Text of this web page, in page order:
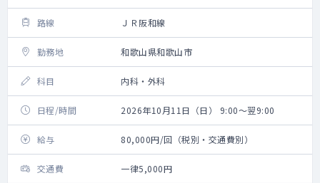
路線 ＪＲ阪和線
勤務地 和歌山県和歌山市
科目 内科・外科
日程/時間 2026年10月11日（日） 9:00～翌9:00
給与 80,000円/回（税別・交通費別）
交通費 一律5,000円